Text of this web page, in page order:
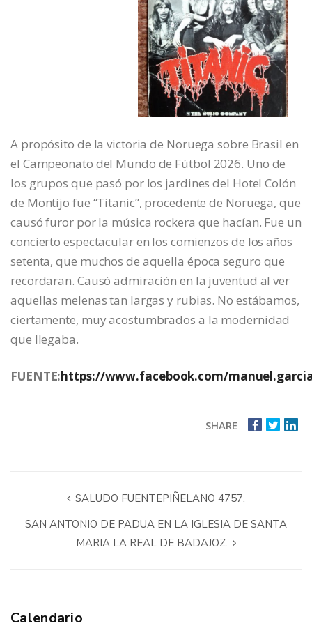
A propósito de la victoria de Noruega sobre Brasil en
el Campeonato del Mundo de Fútbol 2026. Uno de
los grupos que pasó por los jardines del Hotel Colón
de Montijo fue “Titanic”, procedente de Noruega, que
causó furor por la música rockera que hacían. Fue un
concierto espectacular en los comienzos de los años
setenta, que muchos de aquella época seguro que
recordaran. Causó admiración en la juventud al ver
aquellas melenas tan largas y rubias. No estábamos,
ciertamente, muy acostumbrados a la modernidad
que llegaba.
FUENTE:https://www.facebook.com/
SHARE
SALUDO FUENTEPIÑELANO 4757.
SAN ANTONIO DE PADUA EN LA IGLESIA DE SANTA
MARIA LA REAL DE BADAJOZ.
Calendario